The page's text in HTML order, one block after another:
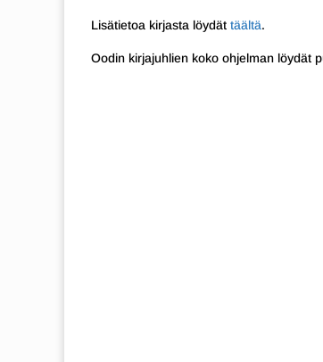
Lisätietoa kirjasta löydät täältä.
Oodin kirjajuhlien koko ohjelman löydät